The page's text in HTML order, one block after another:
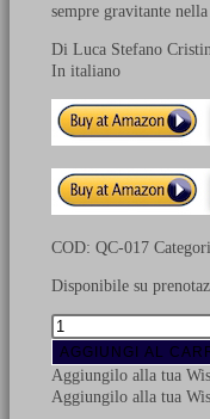
sempre gravitante
Di Luca Stefano
In italiano
COD: QC-017
Disponibile su
I
soldati
italiani
con
Napoleone
AGGIUNGI AL
Aggiungilo alla tua
Aggiungilo alla tua